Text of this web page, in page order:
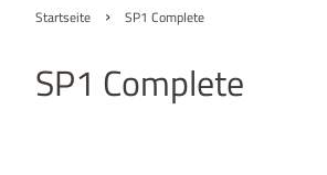
Startseite › SP1 Complete
SP1 Complete